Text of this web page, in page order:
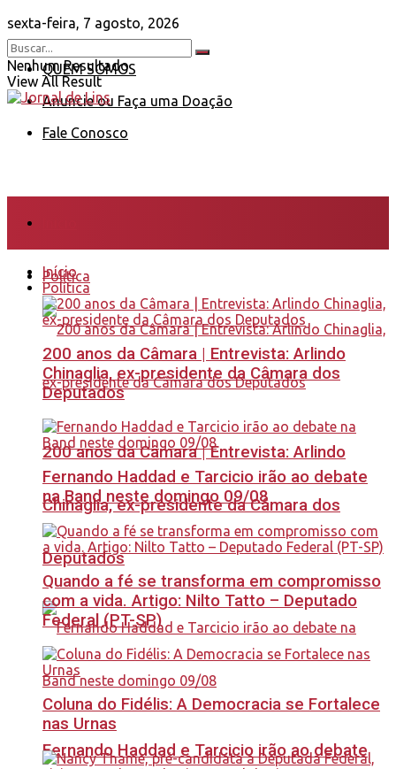
sexta-feira, 7 agosto, 2026
QUEM SOMOS
Anuncie ou Faça uma Doação
Fale Conosco
Nenhum Resultado
View All Result
Política
200 anos da Câmara | Entrevista: Arlindo
Chinaglia, ex-presidente da Câmara dos
Deputados
Fernando Haddad e Tarcicio irão ao debate
Início
Política
200 anos da Câmara | Entrevista: Arlindo
Chinaglia, ex-presidente da Câmara dos
Deputados
Fernando Haddad e Tarcicio irão ao debate
na Band neste domingo 09/08
Quando a fé se transforma em compromisso
com a vida. Artigo: Nilto Tatto – Deputado
Federal (PT-SP)
Coluna do Fidélis: A Democracia se Fortalece
nas Urnas